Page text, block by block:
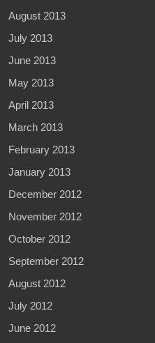
August 2013
July 2013
June 2013
May 2013
April 2013
March 2013
February 2013
January 2013
December 2012
November 2012
October 2012
September 2012
August 2012
July 2012
June 2012